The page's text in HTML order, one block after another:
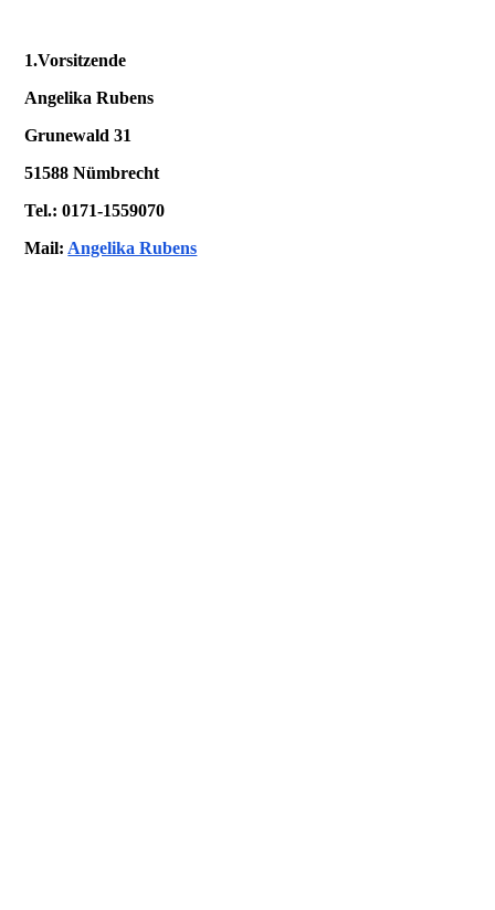
1.Vorsitzende
Angelika Rubens
Grunewald 31
51588 Nümbrecht
Tel.: 0171-1559070
Mail: Angelika Rubens